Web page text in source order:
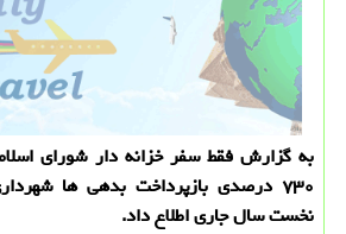
به گزارش فقط سفر خزانه دار شورای
۷۳۰ درصدی بازپرداخت بدهی ها
نخست سال جاری اطلاع داد.